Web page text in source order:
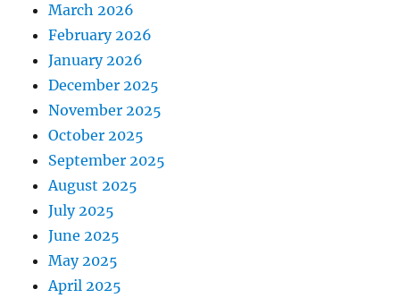
March 2026
February 2026
January 2026
December 2025
November 2025
October 2025
September 2025
August 2025
July 2025
June 2025
May 2025
April 2025